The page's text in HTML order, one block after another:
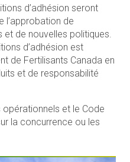
d’adhésion seront
l’approbation de
de nouvelles politiques.
d’adhésion est
de Fertilisants Canada en
et de responsabilité
opérationnels et le Code
la concurrence ou les